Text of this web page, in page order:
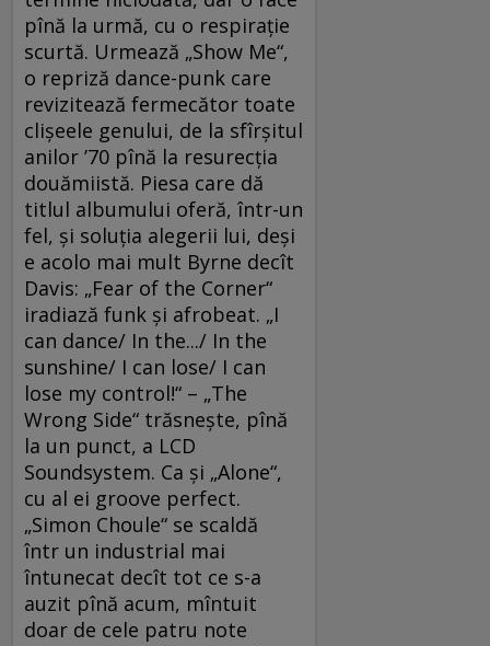
pînă la urmă, cu o respirație
scurtă. Urmează „Show Me“,
o repriză dance-punk care
revizitează fermecător toate
clișeele genului, de la sfîrșitul
anilor ’70 pînă la resurecția
douămiistă. Piesa care dă
titlul albumului oferă, într-un
fel, și soluția alegerii lui, deși
e acolo mai mult Byrne decît
Davis: „Fear of the Corner“
iradiază funk și afrobeat. „I
can dance/ In the.../ In the
sunshine/ I can lose/ I can
lose my control!“ – „The
Wrong Side“ trăsnește, pînă
la un punct, a LCD
Soundsystem. Ca și „Alone“,
cu al ei groove perfect.
„Simon Choule“ se scaldă
într un industrial mai
întunecat decît tot ce s-a
auzit pînă acum, mîntuit
doar de cele patru note